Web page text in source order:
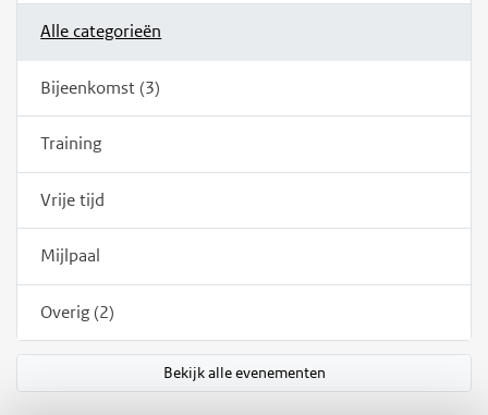
Alle categorieën
Bijeenkomst (3)
Training
Vrije tijd
Mijlpaal
Overig (2)
Bekijk alle evenementen